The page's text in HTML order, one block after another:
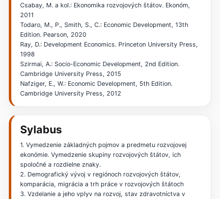
Csabay, M. a kol.: Ekonomika rozvojových štátov. Ekonóm,
2011
Todaro, M., P., Smith, S., C.: Economic Development, 13th
Edition. Pearson, 2020
Ray, D.: Development Economics. Princeton University Press,
1998
Szirmai, A.: Socio-Economic Development, 2nd Edition.
Cambridge University Press, 2015
Nafziger, E., W.: Economic Development, 5th Edition.
Cambridge University Press, 2012
Sylabus
1. Vymedzenie základných pojmov a predmetu rozvojovej
ekonómie. Vymedzenie skupiny rozvojových štátov, ich
spoločné a rozdielne znaky.
2. Demografický vývoj v regiónoch rozvojových štátov,
komparácia, migrácia a trh práce v rozvojových štátoch
3. Vzdelanie a jeho vplyv na rozvoj, stav zdravotníctva v